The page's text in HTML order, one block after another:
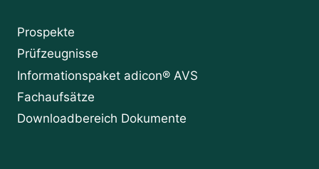
Prospekte
Prüfzeugnisse
Informationspaket adicon® AVS
Fachaufsätze
Downloadbereich Dokumente